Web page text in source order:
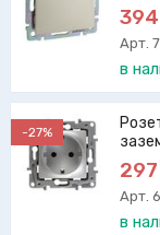
Арт.
в
-27%
Арт.
в